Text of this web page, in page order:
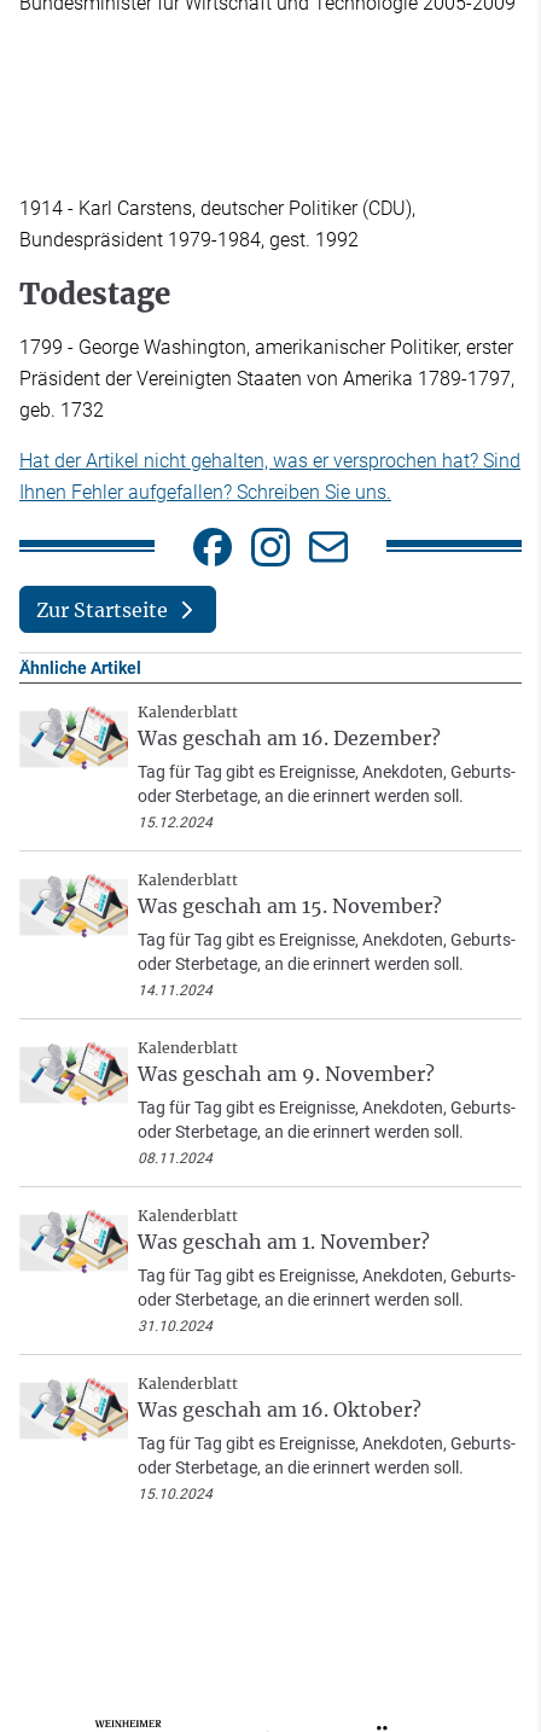
1914 - Karl Carstens, deutscher Politiker (CDU),
Bundespräsident 1979-1984, gest. 1992
Todestage
1799 - George Washington, amerikanischer Politiker, erster
Präsident der Vereinigten Staaten von Amerika 1789-1797,
geb. 1732
Hat der Artikel nicht gehalten, was er versprochen hat? Sind
Ihnen Fehler aufgefallen? Schreiben Sie uns.
Zur Startseite
Ähnliche Artikel
Kalenderblatt
Was geschah am 16. Dezember?
Tag für Tag gibt es Ereignisse, Anekdoten, Geburts-
oder Sterbetage, an die erinnert werden soll.
15.12.2024
Kalenderblatt
Was geschah am 15. November?
Tag für Tag gibt es Ereignisse, Anekdoten, Geburts-
oder Sterbetage, an die erinnert werden soll.
14.11.2024
Kalenderblatt
Was geschah am 9. November?
Tag für Tag gibt es Ereignisse, Anekdoten, Geburts-
oder Sterbetage, an die erinnert werden soll.
08.11.2024
Kalenderblatt
Was geschah am 1. November?
Tag für Tag gibt es Ereignisse, Anekdoten, Geburts-
oder Sterbetage, an die erinnert werden soll.
31.10.2024
Kalenderblatt
Was geschah am 16. Oktober?
Tag für Tag gibt es Ereignisse, Anekdoten, Geburts-
oder Sterbetage, an die erinnert werden soll.
15.10.2024